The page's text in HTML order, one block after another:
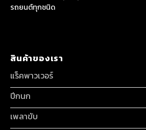
รถยนต์ทุกชนิด
สินค้าของเรา
แร็คพาวเวอร์
ปีกนก
เพลาขับ